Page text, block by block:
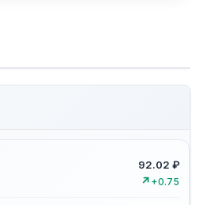
92.02 ₽
↗ +0.75